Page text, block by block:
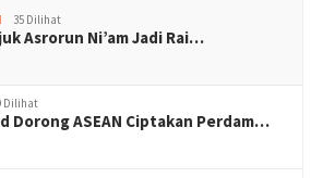
35 Dilihat
Asrorun Ni’am Jadi Rai…
Dilihat
Dorong ASEAN Ciptakan Perdam…